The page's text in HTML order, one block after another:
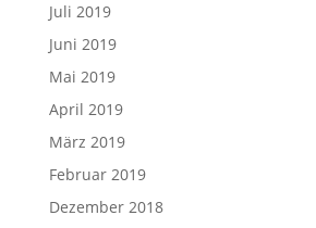
Juli 2019
Juni 2019
Mai 2019
April 2019
März 2019
Februar 2019
Dezember 2018